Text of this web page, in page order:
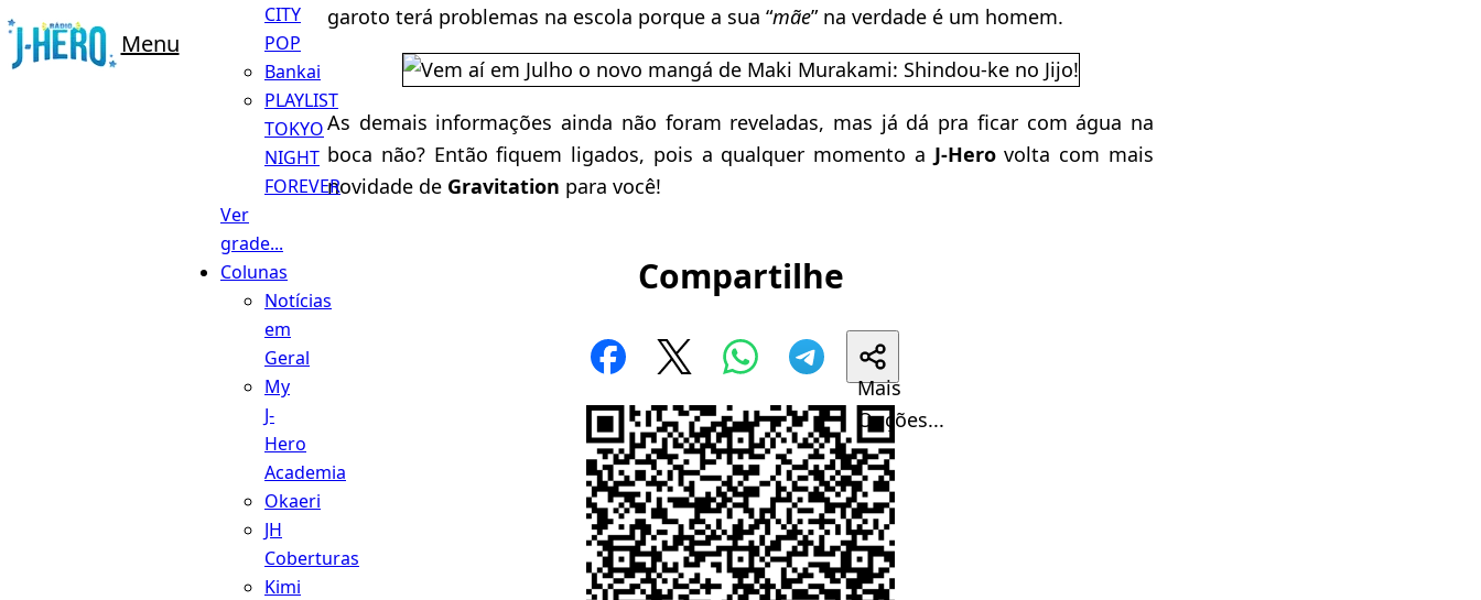
Menu
CITY
POP
Bankai
PLAYLIST
TOKYO
NIGHT
FOREVER
Ver
grade...
Colunas
Notícias
em
Geral
My
J-
Hero
Academia
Okaeri
JH
Coberturas
Kimi
garoto terá problemas na escola porque a sua “mãe” na verdade é um homem.
As demais informações ainda não foram reveladas, mas já dá pra ficar com água na
boca não? Então fiquem ligados, pois a qualquer momento a J-Herovolta com mais
novidade de Gravitation para você!
Compartilhe
Mais
Opções...